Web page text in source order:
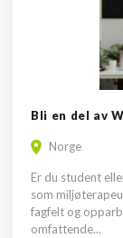
Norge
Er du student
som
fagfelt og
omfattende...